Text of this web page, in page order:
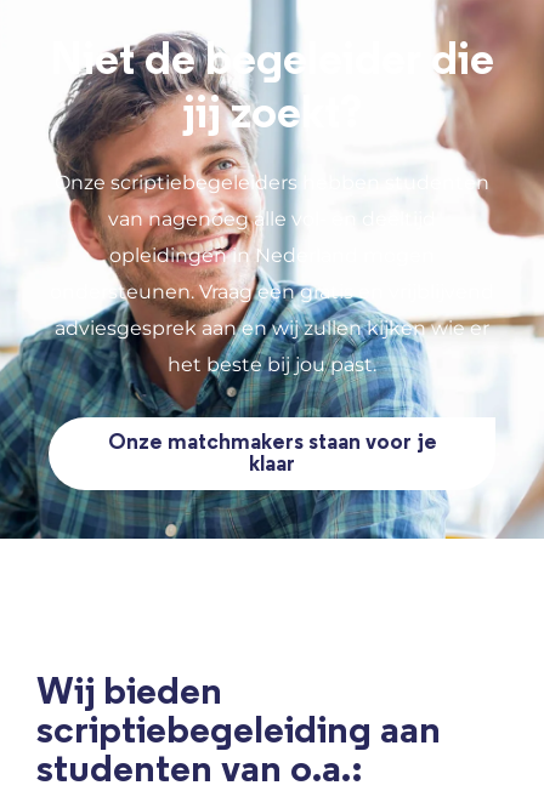
Niet de begeleider die
jij zoekt?
Onze scriptiebegeleiders hebben studenten
van nagenoeg alle vol- en deeltijd
opleidingen in Nederland mogen
ondersteunen. Vraag een gratis en vrijblijvend
adviesgesprek aan en wij zullen kijken wie er
het beste bij jou past.
Onze matchmakers staan voor je
klaar
Wij bieden
scriptiebegeleiding aan
studenten van o.a.: